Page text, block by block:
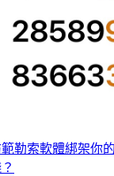
勒索軟體綁架你